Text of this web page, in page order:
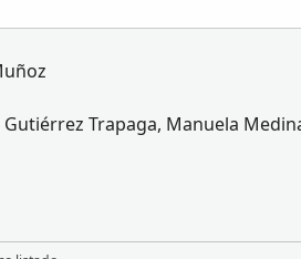
Gutiérrez Trapaga, Manuela